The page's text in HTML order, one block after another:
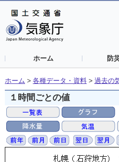
ホーム 防
ホーム > 各種データ・資料 > 過去の
１時間ごとの値